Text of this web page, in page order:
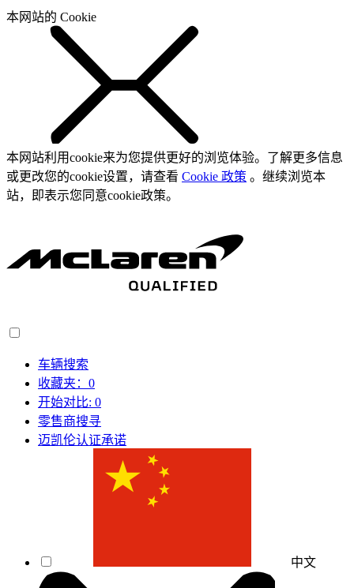
本网站的 Cookie
本网站利用cookie来为您提供更好的浏览体验。了解更多信息
或更改您的cookie设置，请查看 Cookie 政策 。继续浏览本
站，即表示您同意cookie政策。
车辆搜索
收藏夹： 0
开始对比: 0
零售商搜寻
迈凯伦认证承诺
中文